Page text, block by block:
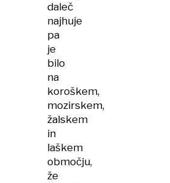
daleč
najhuje
pa
je
bilo
na
koroškem,
mozirskem,
žalskem
in
laškem
območju,
že